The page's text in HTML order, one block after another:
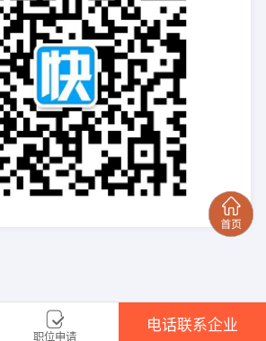
职位申请
电话联系企业